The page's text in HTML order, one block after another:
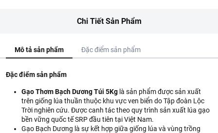
Chi Tiết Sản Phẩm
Mô tả sản phẩm Đặc điểm sản phẩm
Đặc điểm sản phẩm
Gạo Thơm Bạch Dương Túi 5Kg là sản phẩm được sản xuất
trên giống lúa thuần thuộc khu vực ven biển do Tập đoàn Lộc
Trời nghiên cứu. Được canh tác theo quy trình sản xuất lúa gạo
bền vững quốc tế SRP đầu tiên tại Việt Nam.
Gạo Bạch Dương là sự kết hợp giữa giống lúa và vùng trồng